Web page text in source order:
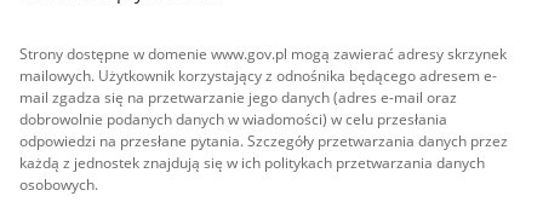
Strony dostępne w domenie www.gov.pl mogą zawierać adresy skrzynek
mailowych. Użytkownik korzystający z odnośnika będącego adresem e-
mail zgadza się na przetwarzanie jego danych (adres e-mail oraz
dobrowolnie podanych danych w wiadomości) w celu przesłania
odpowiedzi na przesłane pytania. Szczegóły przetwarzania danych przez
każdą z jednostek znajdują się w ich politykach przetwarzania danych
osobowych.